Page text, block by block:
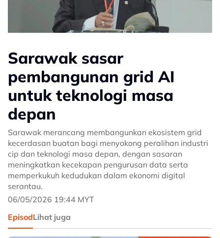
Sarawak sasar
pembangunan grid AI
untuk teknologi masa
depan
Sarawak merancang membangunkan ekosistem grid
kecerdasan buatan bagi menyokong peralihan industri
cip dan teknologi masa depan, dengan sasaran
meningkatkan kecekapan pengurusan data serta
memperkukuh kedudukan dalam ekonomi digital
serantau.
06/05/2026 19:44 MYT
EpisodLihat juga